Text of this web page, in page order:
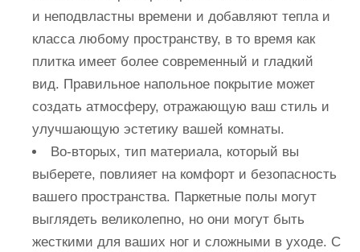
и неподвластны времени и добавляют тепла и
класса любому пространству, в то время как
плитка имеет более современный и гладкий
вид. Правильное напольное покрытие может
создать атмосферу, отражающую ваш стиль и
улучшающую эстетику вашей комнаты.
Во-вторых, тип материала, который вы
выберете, повлияет на комфорт и безопасность
вашего пространства. Паркетные полы могут
выглядеть великолепно, но они могут быть
жесткими для ваших ног и сложными в уходе. С